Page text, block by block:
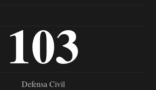
103
Defensa Civil